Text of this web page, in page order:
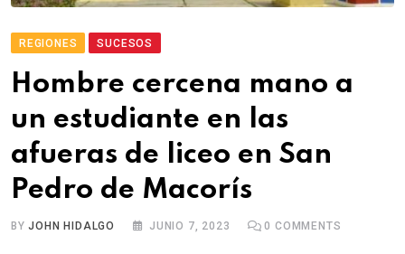
REGIONES SUCESOS
Hombre cercena mano a
un estudiante en las
afueras de liceo en San
Pedro de Macorís
BYJOHN HIDALGO JUNIO 7, 2023 0 COMMENTS